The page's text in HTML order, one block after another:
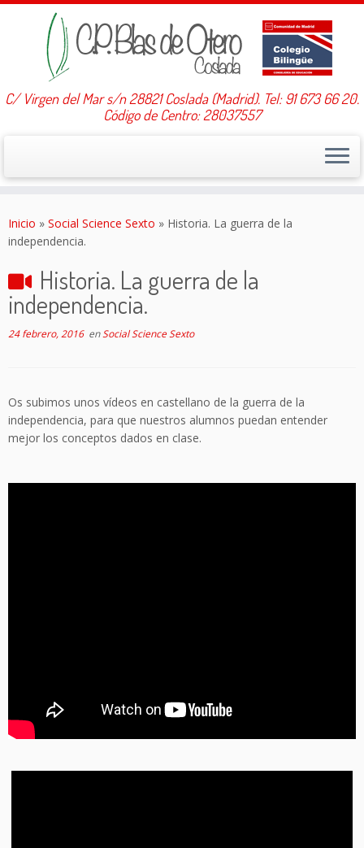
contenido
C/ Virgen del Mar s/n 28821 Coslada (Madrid). Tel: 91 673 66 20.
Código de Centro: 28037557
Inicio » Social Science Sexto » Historia. La guerra de la
independencia.
Historia. La guerra de la
independencia.
24 febrero, 2016enSocial Science Sexto
Os subimos unos vídeos en castellano de la guerra de la
independencia, para que nuestros alumnos puedan entender
mejor los conceptos dados en clase.